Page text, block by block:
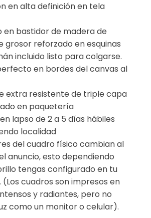
en alta definición en tela
en bastidor de madera de
grosor reforzado en esquinas
incluido listo para colgarse.
en bordes del canvas al
extra resistente de triple capa
en paquetería
lapso de 2 a 5 días hábiles
localidad
del cuadro físico cambian al
anuncio, esto dependiendo
tengas configurado en tu
cuadros son impresos en
y radiantes, pero no
como un monitor o celular).